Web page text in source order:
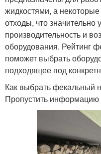
жидкостями, а
отходы, что значительно
производительность и
оборудования. Рейтинг
поможет выбрать
подходящее под
Как выбрать фекальный
Пропустить